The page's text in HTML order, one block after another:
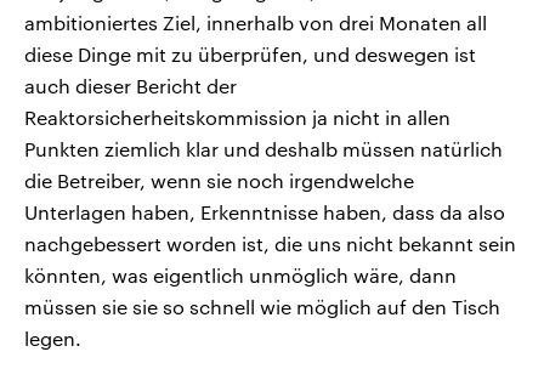
ambitioniertes Ziel, innerhalb von drei Monaten all
diese Dinge mit zu überprüfen, und deswegen ist
auch dieser Bericht der
Reaktorsicherheitskommission ja nicht in allen
Punkten ziemlich klar und deshalb müssen natürlich
die Betreiber, wenn sie noch irgendwelche
Unterlagen haben, Erkenntnisse haben, dass da also
nachgebessert worden ist, die uns nicht bekannt sein
könnten, was eigentlich unmöglich wäre, dann
müssen sie sie so schnell wie möglich auf den Tisch
legen.